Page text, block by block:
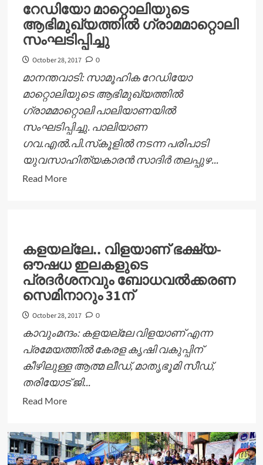
എസ്
എസാണോയെന്ന്
സി
നേതൃത്വം
വ്യക്തത
വരുത്തണം:
എന്‍
ഡി
അപ്പച്ചന്‍
റേഡിയോ മാറ്റൊലിയുടെ
ആഭിമുഖ്യത്തിൽ ഗ്രാമമാറ്റൊലി
സംഘടിപ്പിച്ചു
October 28, 2017 0
മാനന്തവാടി: സാമൂഹിക റേഡിയോ
മാറ്റൊലിയുടെ ആഭിമുഖ്യത്തിൽ
ഗ്രാമമാറ്റൊലി പാലിയാണയിൽ
സംഘടിപ്പിച്ചു. പാലിയാണ
ഗവ.എൽ.പി.സ്‌കൂളിൽ നടന്ന പരിപാടി
യുവസാഹിത്യകാരൻ സാദിർ തലപ്പുഴ...
Read MoreRead
ആഭിമുഖ്യത്തിൽ
ഗ്രാമമാറ്റൊലി
സംഘടിപ്പിച്ചു
കളയല്ലേ.. വിളയാണ് ഭക്ഷ്യ-
ഔഷധ ഇലകളുടെ
പ്രദര്‍ശനവും ബോധവല്‍ക്കരണ
സെമിനാറും 31ന്
October 28, 2017 0
കാവുംമന്ദം: കളയല്ലേ വിളയാണ് എന്ന
പ്രമേയത്തില്‍ കേരള കൃഷി വകുപ്പിന്
കീഴിലുള്ള ആത്മ ലീഡ്, മാതൃഭൂമി സീഡ്,
തരിയോട് ജി...
Read MoreRead
കളയല്ലേ..
വിളയാണ്